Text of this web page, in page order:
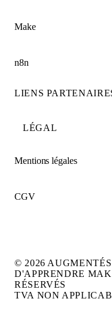
Make
n8n
LIENS
LÉGAL
Mentions légales
CGV
© 2026
D'APPRENDRE
RÉSERVÉS
TVA NON